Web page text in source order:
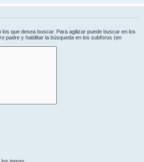
que desea buscar. Para agilizar puede buscar en los
padre y habilitar la búsqueda en los subforos (en